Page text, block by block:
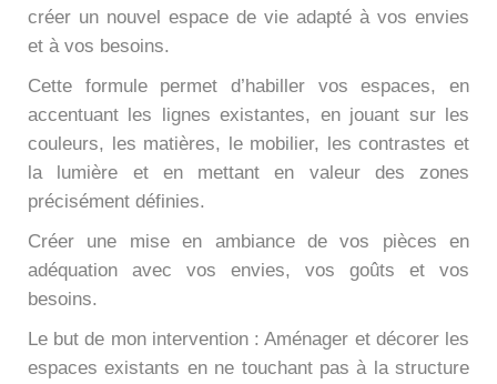
créer un nouvel espace de vie adapté à vos envies
et à vos besoins.
Cette formule permet d’habiller vos espaces, en
accentuant les lignes existantes, en jouant sur les
couleurs, les matières, le mobilier, les contrastes et
la lumière et en mettant en valeur des zones
précisément définies.
Créer une mise en ambiance de vos pièces en
adéquation avec vos envies, vos goûts et vos
besoins.
Le but de mon intervention : Aménager et décorer les
espaces existants en ne touchant pas à la structure